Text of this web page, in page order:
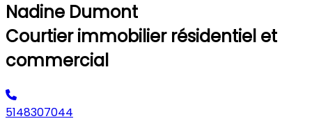
Nadine Dumont
Courtier immobilier résidentiel et
commercial
5148307044